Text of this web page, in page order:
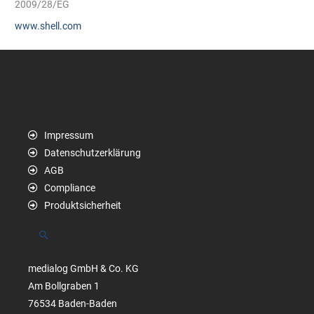
2009/28/EG
www.shell.com
Impressum
Datenschutzerklärung
AGB
Compliance
Produktsicherheit
Suchen
medialog GmbH & Co. KG
Am Bollgraben 1
76534 Baden-Baden